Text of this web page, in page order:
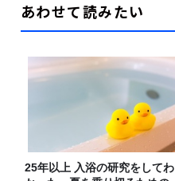
あわせて読みたい
25年以上 入浴の研究をしてわ